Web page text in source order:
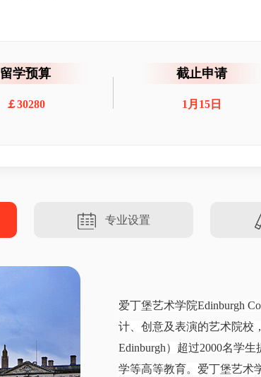
留学预算
￡30280
截止申请
1月15日
专业设置
爱丁堡艺术学院Edinburgh
计、创意及表演的艺术院校
Edinburgh）超过2000名学
学等高等教育。爱丁堡艺术